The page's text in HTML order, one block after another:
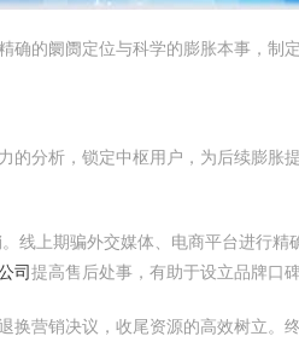
的阛阓定位与科学的膨胀本事，制
分析，锁定中枢用户，为后续膨胀
线上期骗外交媒体、电商平台进行精
司提高售后处事，有助于设立品牌口
营销决议，收尾资源的高效树立